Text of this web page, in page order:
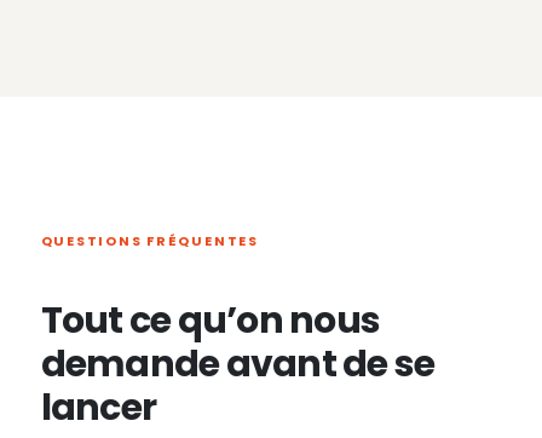
QUESTIONS FRÉQUENTES
Tout ce qu’on nous
demande avant de se
lancer